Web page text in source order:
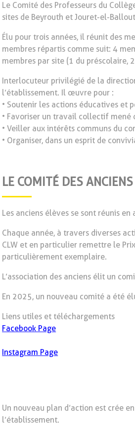
Le Comité des Professeurs du
sites de Beyrouth et Jouret-el-
Élu pour trois années, il réunit des
membres répartis comme suit: 4
membres par site (1 du préscolaire,
Interlocuteur privilégié de la
l’établissement. Il œuvre pour :
• Soutenir les actions éducatives et
• Favoriser un travail collectif mené
• Veiller aux intérêts communs du
• Organiser, dans un esprit de
LE COMITÉ DES
Les anciens élèves se sont réunis en
Chaque année, à travers diverses
CLW et en particulier remettre le
particulièrement exemplaire.
L’association des anciens élit un
En 2025, un nouveau comité a été
Liens utiles et téléchargements
Facebook Page
Instagram Page
Un nouveau plan d’action est crée
l’établissement.